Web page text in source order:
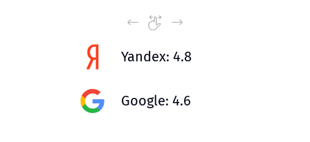
Yandex: 4.8
Google: 4.6